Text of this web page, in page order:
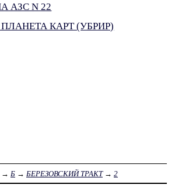
АЗС N 22
КАРТ (УБРИР)
→ Б → БЕРЕЗОВСКИЙ ТРАКТ→ 2